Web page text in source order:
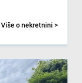
Više o nekretnini >